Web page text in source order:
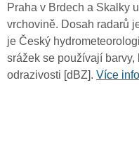
Praha v Brdech a Skalky
vrchovině. Dosah radarů
je Český
srážek se používají
odrazivosti [dBZ]. Více